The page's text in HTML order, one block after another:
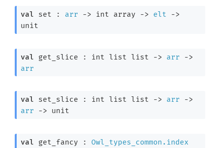
val set : arr -> int array -> elt
->
unit
val get_slice : int list list -> arr
->
arr
val set_slice : int list list -> arr
->
arr
-> unit
val get_fancy : Owl_types_common.index